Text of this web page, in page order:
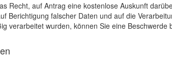
Recht, auf Antrag eine kostenlose Auskunft
Berichtigung falscher Daten und auf die
verarbeitet wurden, können Sie eine